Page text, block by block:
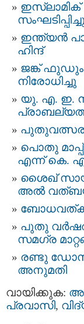
ഇന്ത്യന്‍
ഹിന്ദ്
ജങ്ക് ഫുഡും
നിരോധിച്ചു
യു. എ. ഇ.
പുതുവത്സര
പൊതു മാപ്പ്
എന്ന് കെ.
ശൈഖ്
അല്‍
പുതു
സമഗ്ര
രണ്ടു ഡോസ്
അനുമതി
വായിക്കുക:
പ്രവാസി,